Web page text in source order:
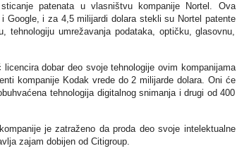
patenata u vlasništvu kompanije Nortel. Ova
Google, i za 4,5 milijardi dolara stekli su Nortel patente
tehnologiju umrežavanja podataka, optičku, glasovnu,
licencira dobar deo svoje tehnologije ovim kompanijama
kompanije Kodak vrede do 2 milijarde dolara. Oni će
tehnologija digitalnog snimanja i drugi od 400
je zatraženo da proda deo svoje intelektualne
zajam dobijen od Citigroup.